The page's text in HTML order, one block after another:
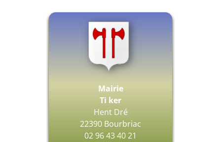
Mairie
Ti ker
Hent Dré
22390 Bourbriac
02 96 43 40 21